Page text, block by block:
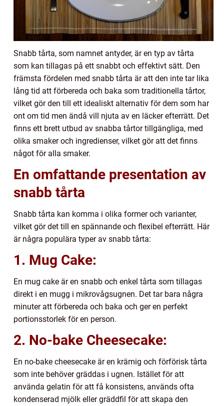
Snabb tårta, som namnet antyder, är en typ av tårta
som kan tillagas på ett snabbt och effektivt sätt. Den
främsta fördelen med snabb tårta är att den inte tar lika
lång tid att förbereda och baka som traditionella tårtor,
vilket gör den till ett idealiskt alternativ för dem som har
ont om tid men ändå vill njuta av en läcker efterrätt. Det
finns ett brett utbud av snabba tårtor tillgängliga, med
olika smaker och ingredienser, vilket gör att det finns
något för alla smaker.
En omfattande presentation av
snabb tårta
Snabb tårta kan komma i olika former och varianter,
vilket gör det till en spännande och flexibel efterrätt. Här
är några populära typer av snabb tårta:
1. Mug Cake:
En mug cake är en snabb och enkel tårta som tillagas
direkt i en mugg i mikrovågsugnen. Det tar bara några
minuter att förbereda och baka och ger en perfekt
portionsstorlek för en person.
2. No-bake Cheesecake:
En no-bake cheesecake är en krämig och förförisk tårta
som inte behöver gräddas i ugnen. Istället för att
använda gelatin för att få konsistens, används ofta
kondenserad mjölk eller gräddfil för att skapa den